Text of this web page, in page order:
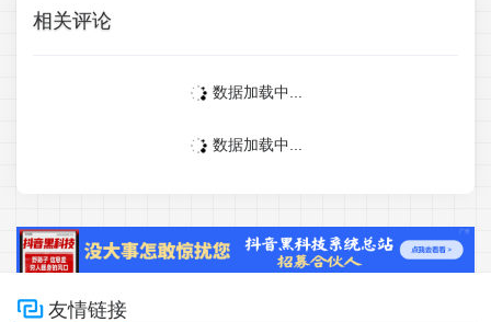
相关评论
数据加载中...
数据加载中...
 友情链接